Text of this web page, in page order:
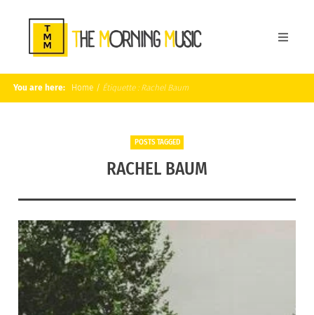
You are here: Home / Étiquette : Rachel Baum
POSTS TAGGED
RACHEL BAUM